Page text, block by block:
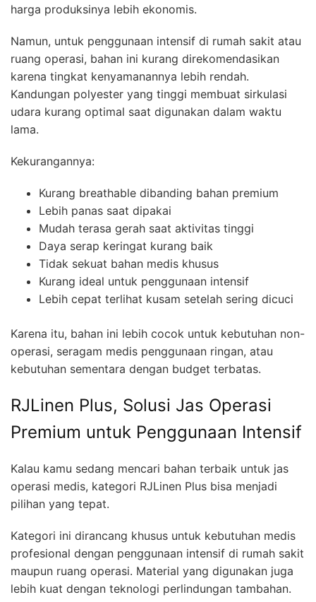
harga produksinya lebih ekonomis.
Namun, untuk penggunaan intensif di rumah sakit atau
ruang operasi, bahan ini kurang direkomendasikan
karena tingkat kenyamanannya lebih rendah.
Kandungan polyester yang tinggi membuat sirkulasi
udara kurang optimal saat digunakan dalam waktu
lama.
Kekurangannya:
Kurang breathable dibanding bahan premium
Lebih panas saat dipakai
Mudah terasa gerah saat aktivitas tinggi
Daya serap keringat kurang baik
Tidak sekuat bahan medis khusus
Kurang ideal untuk penggunaan intensif
Lebih cepat terlihat kusam setelah sering dicuci
Karena itu, bahan ini lebih cocok untuk kebutuhan non-
operasi, seragam medis penggunaan ringan, atau
kebutuhan sementara dengan budget terbatas.
RJLinen Plus, Solusi Jas Operasi
Premium untuk Penggunaan Intensif
Kalau kamu sedang mencari bahan terbaik untuk jas
operasi medis, kategori RJLinen Plus bisa menjadi
pilihan yang tepat.
Kategori ini dirancang khusus untuk kebutuhan medis
profesional dengan penggunaan intensif di rumah sakit
maupun ruang operasi. Material yang digunakan juga
lebih kuat dengan teknologi perlindungan tambahan.